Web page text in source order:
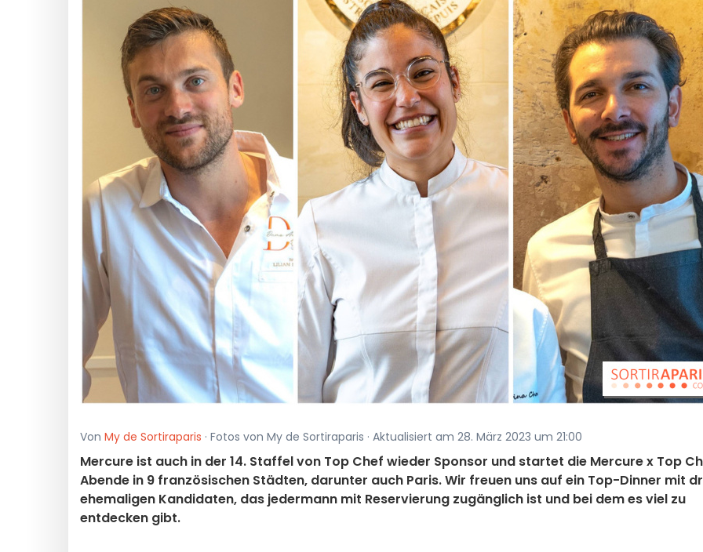
Von My de Sortiraparis · Fotos von My de Sortiraparis · Aktualisiert am 28. März 2023 um 21:00
Mercure ist auch in der 14. Staffel von Top Chef wieder Sponsor und startet die Mercure x Top
Abende in 9 französischen Städten, darunter auch Paris. Wir freuen uns auf ein Top-Dinner mit
ehemaligen Kandidaten, das jedermann mit Reservierung zugänglich ist und bei dem es viel zu
entdecken gibt.